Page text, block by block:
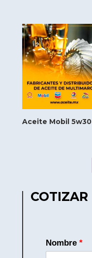
Aceite Mobil 5w30
COTIZAR
Nombre *